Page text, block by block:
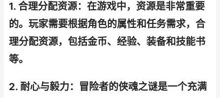
1. 合理分配资源：在游戏中，资源是非常重要
的。玩家需要根据角色的属性和任务需求，合
理分配资源，包括金币、经验、装备和技能书
等。
2. 耐心与毅力：冒险者的侠魂之谜是一个充满